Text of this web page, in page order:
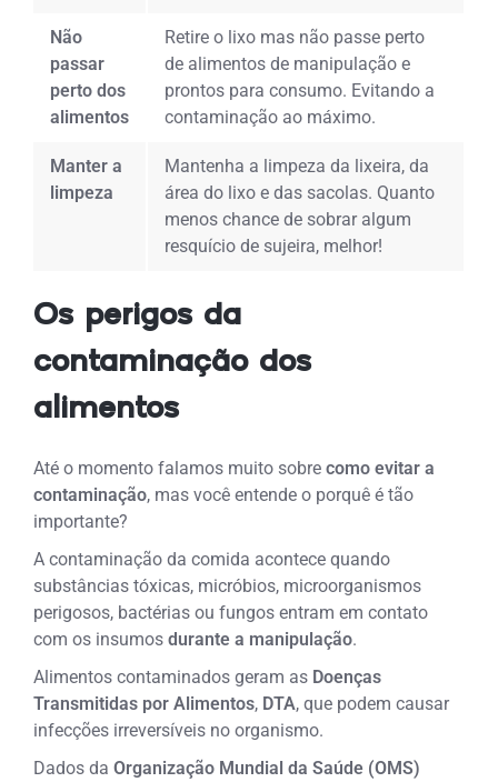
Não
passar
perto dos
alimentos
Retire o lixo mas não passe perto
de alimentos de manipulação e
prontos para consumo. Evitando a
contaminação ao máximo.
Manter a
limpeza
Mantenha a limpeza da lixeira, da
área do lixo e das sacolas. Quanto
menos chance de sobrar algum
resquício de sujeira, melhor!
Os perigos da
contaminação dos
alimentos
Até o momento falamos muito sobrecomo evitar a
contaminação, mas você entende o porquê é tão
importante?
A contaminação da comida acontece quando
substâncias tóxicas, micróbios, microorganismos
perigosos, bactérias ou fungos entram em contato
com os insumosdurante a manipulação.
Alimentos contaminados geram as Doenças
Transmitidas por Alimentos, DTA, que podem causar
infecções irreversíveis no organismo.
Dados daOrganização Mundial da Saúde (OMS)